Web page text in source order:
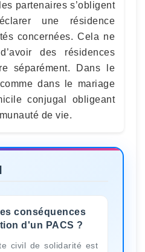
partenaires s’obligent
une résidence
concernées. Cela ne
des résidences
séparément. Dans le
dans le mariage
conjugal obligeant
de vie.
conséquences
d'un PACS ?
civil de solidarité est